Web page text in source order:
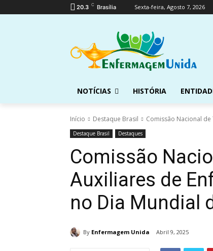
20.3 C Brasília Sexta-feira, Agosto 7, 2026
NOTÍCIAS HISTÓRIA
Início Destaque Brasil Comissão Nacional de
Destaque Brasil Destaques
Comissão
Auxiliares de
no Dia Mundial
By Enfermagem Unida Abril 9, 2025